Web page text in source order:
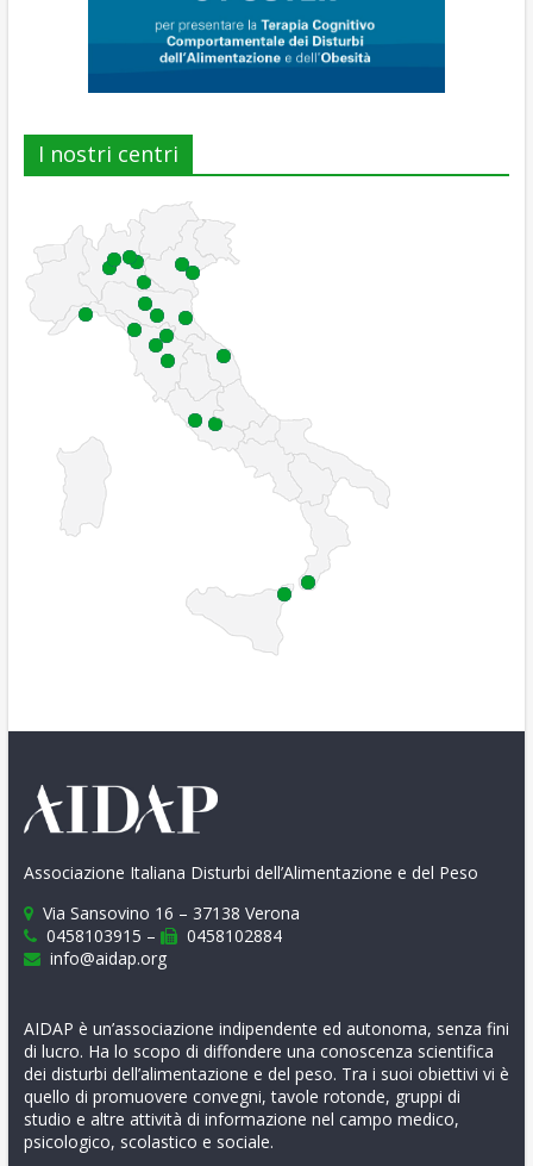
I nostri centri
Associazione Italiana Disturbi dell’Alimentazione e del Peso
Via Sansovino 16 – 37138 Verona
0458103915 –
0458102884
info@aidap.org
AIDAP è un’associazione indipendente ed autonoma, senza fini
di lucro. Ha lo scopo di diffondere una conoscenza scientifica
dei disturbi dell’alimentazione e del peso. Tra i suoi obiettivi vi è
quello di promuovere convegni, tavole rotonde, gruppi di
studio e altre attività di informazione nel campo medico,
psicologico, scolastico e sociale.